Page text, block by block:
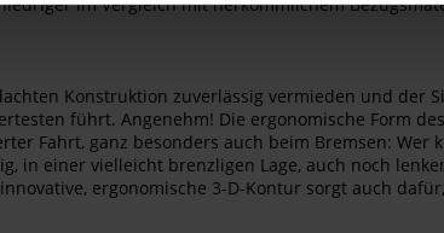
Konstruktion zuverlässig vermieden und der
führt. Angenehm! Die ergonomische Form
Fahrt, ganz besonders auch beim Bremsen:
in einer vielleicht brenzligen Lage, auch noch
ergonomische 3-D-Kontur sorgt auch